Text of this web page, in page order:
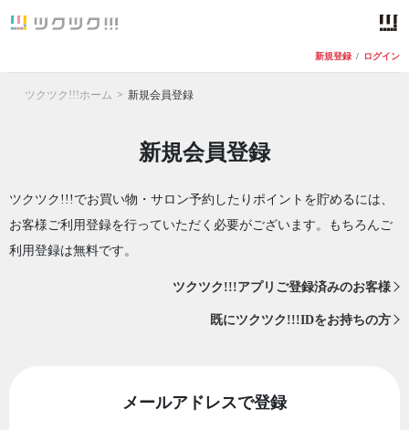
新規登録 / ログイン
ツクツク!!!ホーム 新規会員登録
新規会員登録
ツクツク!!!でお買い物・サロン予約したりポイントを貯めるには、
お客様ご利用登録を行っていただく必要がございます。もちろんご
利用登録は無料です。
ツクツク!!!アプリご登録済みのお客様
既にツクツク!!!IDをお持ちの方
メールアドレスで登録